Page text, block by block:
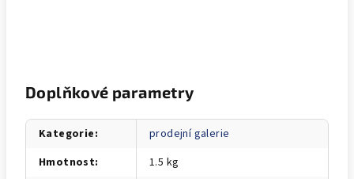
Doplňkové parametry
Kategorie:
prodejní galerie
Hmotnost:
1.5 kg